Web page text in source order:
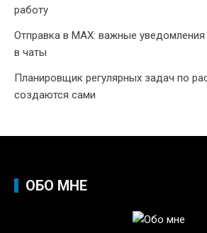
работу
Отправка в MAX: важные уведомления
в чаты
Планировщик регулярных задач по
создаются сами
ОБО МНЕ